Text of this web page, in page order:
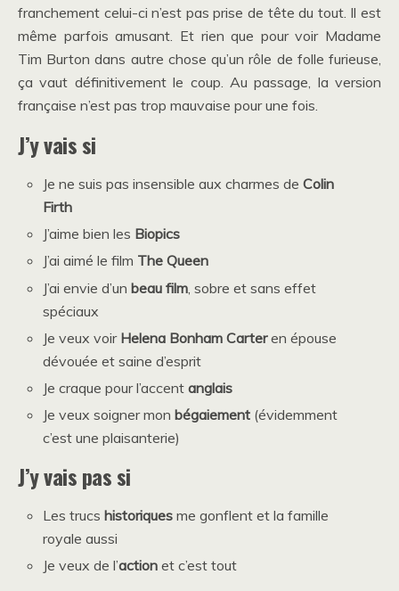
franchement celui-ci n’est pas prise de tête du tout. Il est
même parfois amusant. Et rien que pour voir Madame
Tim Burton dans autre chose qu’un rôle de folle furieuse,
ça vaut définitivement le coup. Au passage, la version
française n’est pas trop mauvaise pour une fois.
J’y vais si
Je ne suis pas insensible aux charmes deColin
Firth
J’aime bien les Biopics
J’ai aimé le film The Queen
J’ai envie d’unbeau film , sobre et sans effet
spéciaux
Je veux voir Helena Bonham Carteren épouse
dévouée et saine d’esprit
Je craque pour l’accentanglais
Je veux soigner monbégaiement (évidemment
c’est une plaisanterie)
J’y vais pas si
Les trucshistoriques me gonflent et la famille
royale aussi
Je veux de l’action et c’est tout